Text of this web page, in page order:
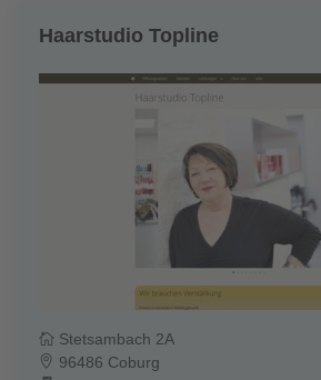
Haarstudio Topline
Stetsambach 2A
96486 Coburg